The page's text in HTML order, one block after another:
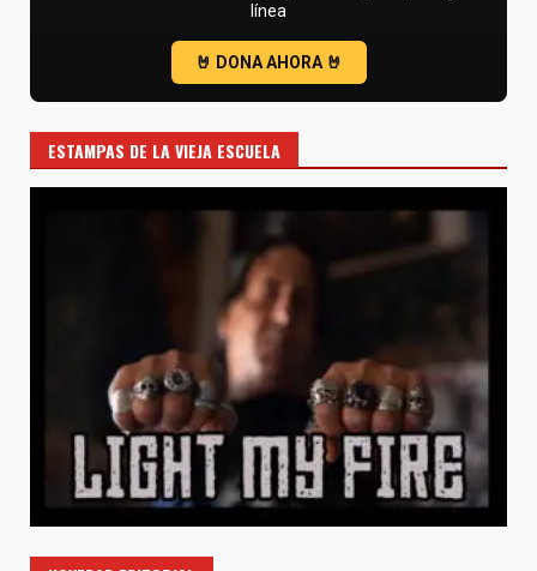
línea
ESTAMPAS DE LA VIEJA ESCUELA